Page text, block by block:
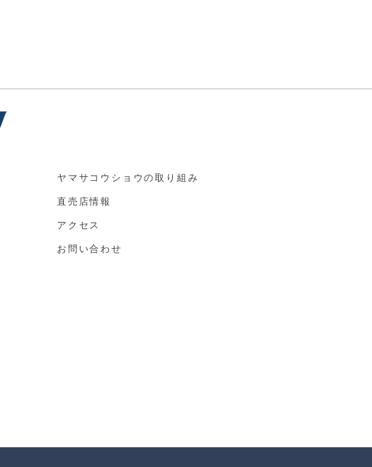
ヤマサコウショウの取り組み
直売店情報
アクセス
お​問い合わせ